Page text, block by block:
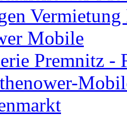
Mobile
Premnitz -